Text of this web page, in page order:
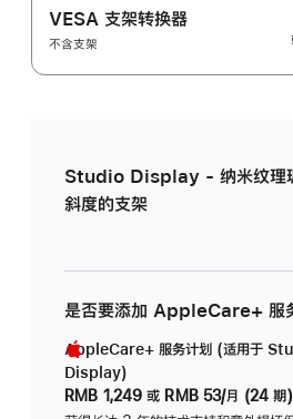
VESA 支架转换器
不含支架
Studio Display - 纳米纹理
斜度的支架
是否要添加 AppleCare+ 服
AppleCare+ 服务计划 (适用于
Display)
RMB 1,249 或 RMB 53/月 (24 期)